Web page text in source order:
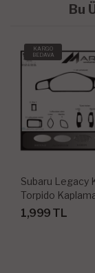
Bu
KARGO
BEDAVA
Subaru Legacy
Torpido
2004 10 Parça
1,999 TL